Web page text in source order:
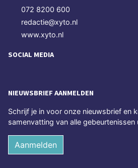
072 8200 600
redactie@xyto.nl
www.xyto.nl
SOCIAL MEDIA
NIEUWSBRIEF AANMELDEN
Schrijf je in voor onze nieuwsbrief en
samenvatting van alle gebeurtenissen
Aanmelden